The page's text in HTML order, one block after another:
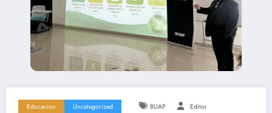
Educacíon Uncategorized BUAP Editor